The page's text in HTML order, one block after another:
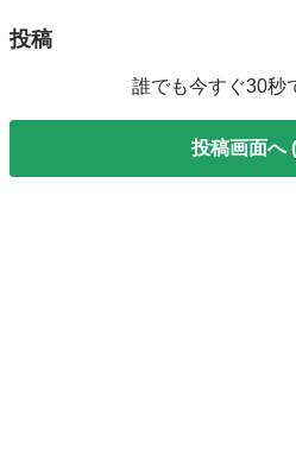
投稿
誰でも今すぐ30秒
投稿画面へ